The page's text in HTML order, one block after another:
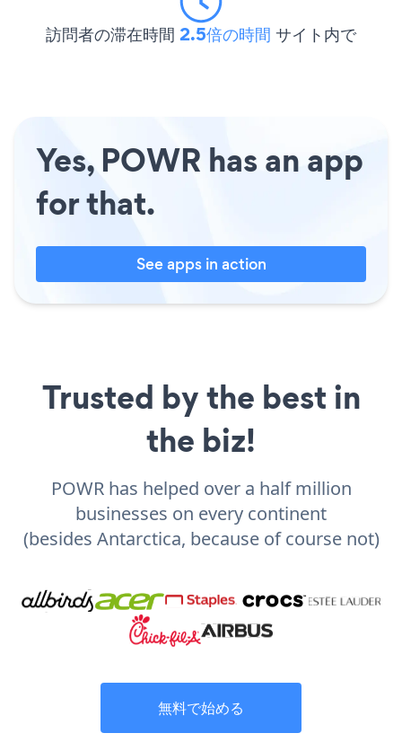
訪問者の滞在時間 2.5倍の時間 サイト内で
Yes, POWR has an app
for that.
See apps in action
Trusted by the best in
the biz!
POWR has helped over a half million
businesses on every continent
(besides Antarctica, because of course not)
無料で始める